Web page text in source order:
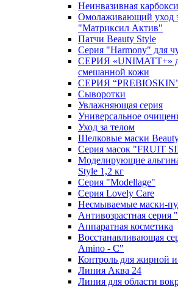
Неинвазивная
Омолаживающий уход
"Матриксил Актив"
Патчи Beauty Style
Серия "Harmony" для
СЕРИЯ «UNIMATT+»
смешанной кожи
СЕРИЯ
Сыворотки
Увлажняющая серия
Универсальное
Уход за телом
Шелковые маски
Серия масок "FRUIT
Моделирующие
Style 1,2 кг
Серия "Modellage"
Cерия Lovely Care
Несмываемые маски-
Антивозрастная серия
Аппаратная косметика
Восстанавливающая
Amino - C"
Контроль для жирной
Линия Аква 24
Линия для области